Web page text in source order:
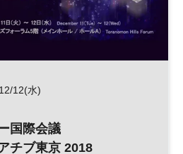
12(水)
国際会議
チブ東京 2018